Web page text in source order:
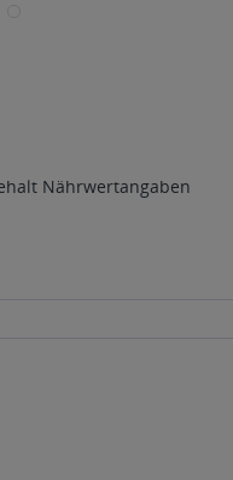
Nährwertangaben